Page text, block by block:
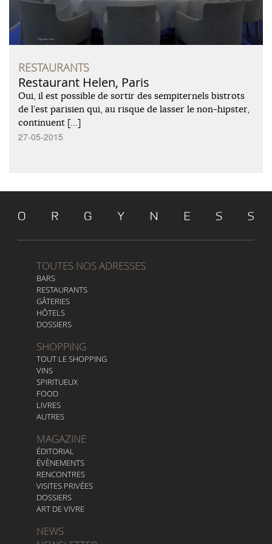
RESTAURANTS
Restaurant Helen, Paris
Oui, il est possible de sortir des sempiternels bistrots
de l’est parisien qui, au risque de lasser le non-hipster,
continuent […]
27-05-2015
TOUTES NOS ADRESSES
BARS
RESTAURANTS
GÂTERIES
HÔTELS
DOSSIERS
SHOPPING
TOUT LE SHOPPING
VINS
SPIRITUEUX
FOOD
LIVRES
AUTRES
MAGAZINE
ÉDITORIAL
ÉVÈNEMENTS
RENCONTRES
VISITES PRIVÉES
DOSSIERS
ART DE VIVRE
NEWS